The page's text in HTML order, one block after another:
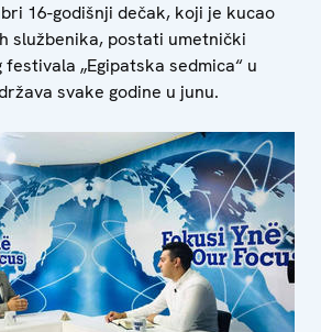
16-godišnji dečak, koji je kucao
službenika, postati umetnički
„Egipatska sedmica“ u
svake godine u junu.